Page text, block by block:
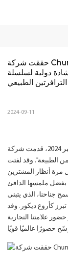
حققت شركة Chunfu Furniture نجاحًا كبيرًا في معرض
على إشادة دولية لسلسلة
الطبيعي
2024-09-11
في معرض شنغهاي للأثاث، الذي أقيم في سبتمبر 2024، قدمت شركة
الطبيعة". وقد لفتت
مرة أنظار المشترين
بفضل ملمسها الدافئ
جناحنا، الذي يتبنى
كأروع ديكور. وقد
مما عزز حضور علامتنا التجارية